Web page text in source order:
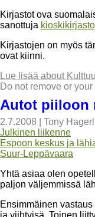
Kirjastot ova
sanottuja
Kirjastojen on myös
ovat kiinni.
Lue lisää about
Do not remove or
Autot piiloon
2.7.2008
Tony
Julkinen liikenne
Espoon keskus ja
Suur-Leppävaara
Yhtä asiaa olen
paljon väljemmissä
Ensimmäinen
ja viihtyisä. Toinen